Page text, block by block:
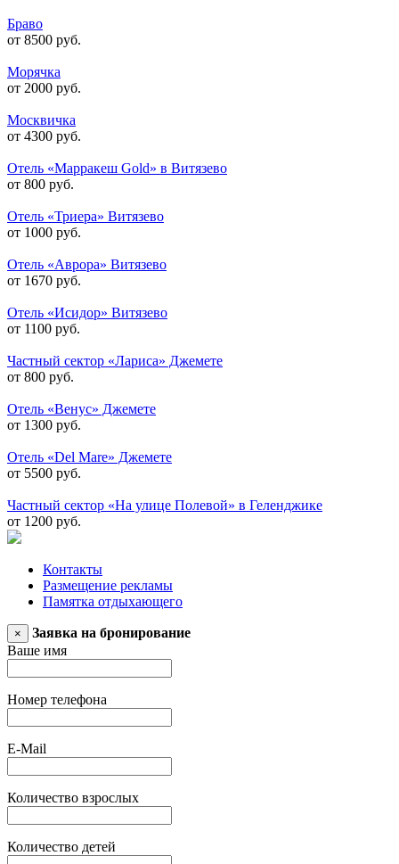
Браво
от 8500 руб.
Морячка
от 2000 руб.
Москвичка
от 4300 руб.
Отель «Марракеш Gold» в Витязево
от 800 руб.
Отель «Триера» Витязево
от 1000 руб.
Отель «Аврора» Витязево
от 1670 руб.
Отель «Исидор» Витязево
от 1100 руб.
Частный сектор «Лариса» Джемете
от 800 руб.
Отель «Венус» Джемете
от 1300 руб.
Отель «Del Mare» Джемете
от 5500 руб.
Частный сектор «На улице Полевой» в Геленджике
от 1200 руб.
Контакты
Размещение рекламы
Памятка отдыхающего
×
Заявка на бронирование
Ваше имя
Номер телефона
E-Mail
Количество взрослых
Количество детей